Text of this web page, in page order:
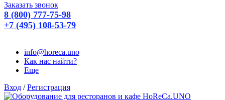
Заказать звонок
8 (800) 777-75-98
+7 (495) 108-53-79
info@horeca.uno
Как нас найти?
Еще
Вход / Регистрация